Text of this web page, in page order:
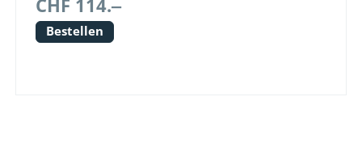
CHF 114.‒
Bestellen